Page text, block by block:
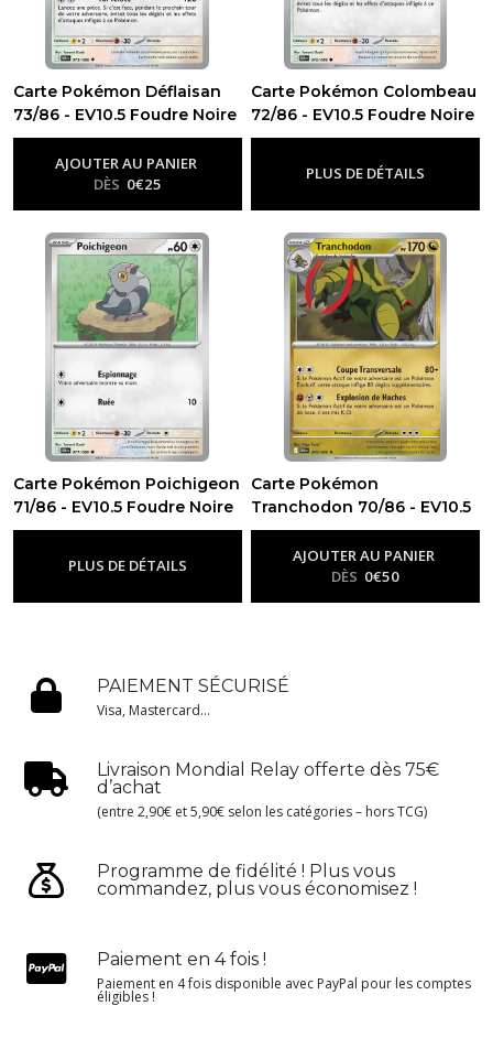
Carte Pokémon Déflaisan
73/86 - EV10.5 Foudre Noire
-Ev10.5 - Foudre Noire
AJOUTER AU PANIER
DÈS 0€25
Carte Pokémon Colombeau
72/86 - EV10.5 Foudre Noire
-Ev10.5 - Foudre Noire
PLUS DE DÉTAILS
Carte Pokémon Poichigeon
71/86 - EV10.5 Foudre Noire
-Ev10.5 - Foudre Noire
PLUS DE DÉTAILS
Carte Pokémon
Tranchodon 70/86 - EV10.5
Foudre Noire-Ev10.5 - Foudre
AJOUTER AU PANIER
DÈS 0€50
PAIEMENT SÉCURISÉ
Visa, Mastercard...
Livraison Mondial Relay offerte dès 75€
d’achat
(entre 2,90€ et 5,90€ selon les catégories – hors TCG)
Programme de fidélité ! Plus vous
commandez, plus vous économisez !
Paiement en 4 fois !
Paiement en 4 fois disponible avec PayPal pour les comptes
éligibles !